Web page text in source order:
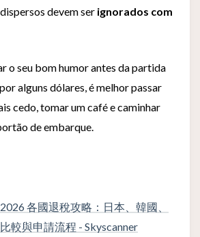
devem ser ignorados com
o seu bom humor antes da partida
alguns dólares, é melhor passar
cedo, tomar um café e caminhar
de embarque.
各國退稅攻略：日本、韓國、
較與申請流程 - Skyscanner